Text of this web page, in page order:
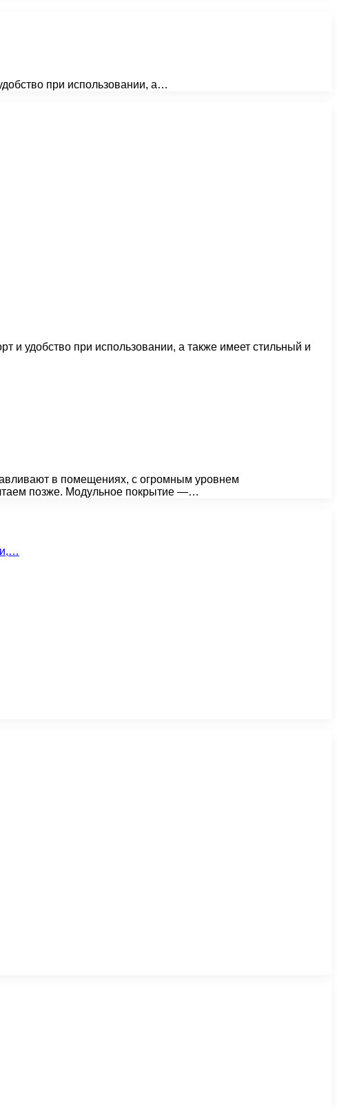
при использовании, а…
удобство при использовании, а также имеет стильный и
в помещениях, с огромным уровнем
позже. Модульное покрытие —…